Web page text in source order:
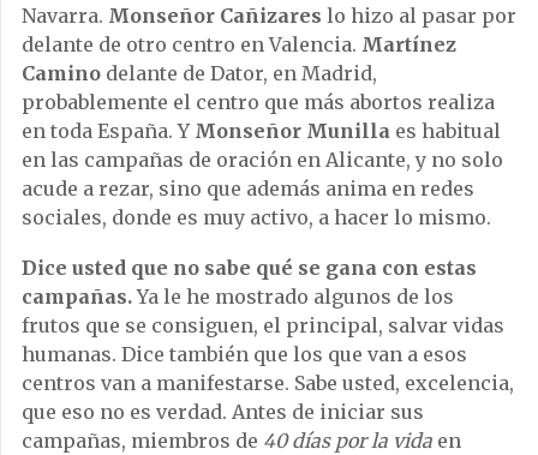
Navarra. Monseñor Cañizares lo hizo al pasar por
delante de otro centro en Valencia. Martínez
Camino delante de Dator, en Madrid,
probablemente el centro que más abortos realiza
en toda España. Y Monseñor Munilla es habitual
en las campañas de oración en Alicante, y no solo
acude a rezar, sino que además anima en redes
sociales, donde es muy activo, a hacer lo mismo.
Dice usted que no sabe qué se gana con estas
campañas.Ya le he mostrado algunos de los
frutos que se consiguen, el principal, salvar vidas
humanas. Dice también que los que van a esos
centros van a manifestarse. Sabe usted, excelencia,
que eso no es verdad. Antes de iniciar sus
campañas, miembros de 40 días por la vida en